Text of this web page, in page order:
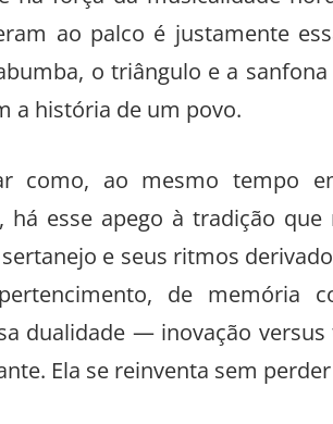
na força da musicalidade
ao palco é justamente
o triângulo e a
a história de um povo.
como, ao mesmo tempo
há esse apego à tradição
e seus ritmos
de memória
dualidade — inovação
Ela se reinventa sem